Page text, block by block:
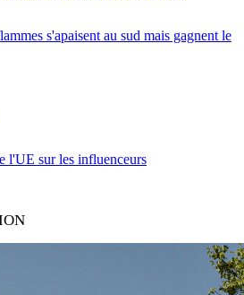
s'apaisent au sud mais gagnent le
l'UE sur les influenceurs